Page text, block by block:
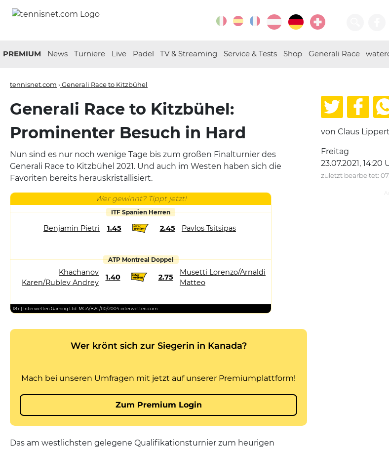
PREMIUM News Turniere Live Padel TV & Streaming Service & Tests Shop Generali Race
tennisnet.com › Generali Race to Kitzbühel
Generali Race to Kitzbühel:
Prominenter Besuch in Hard
Nun sind es nur noch wenige Tage bis zum großen Finalturnier des
Generali Race to Kitzbühel 2021. Und auch im Westen haben sich die
Favoriten bereits herauskristallisiert.
Wer gewinnt? Tippt jetzt!
ITF Spanien Herren
Benjamin Pietri 1.45 2.45 Pavlos Tsitsipas
ATP Montreal Doppel
Khachanov
Karen/Rublev Andrey
1.40 2.75
Musetti Lorenzo/Arnaldi
Matteo
18+ | Interwetten Gaming Ltd. MGA/B2C/110/2004 interwetten.com
Das am westlichsten gelegene Qualifikationsturnier zum heurigen
von Claus Lippert
Freitag
23.07.2021, 14:20
zuletzt bearbeitet: